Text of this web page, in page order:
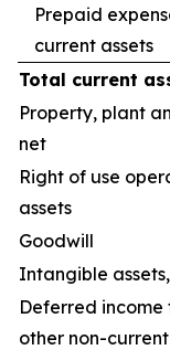
Prepaid
current assets
Total current
Property, plant
net
Right of use
assets
Goodwill
Intangible
Deferred income
other non-